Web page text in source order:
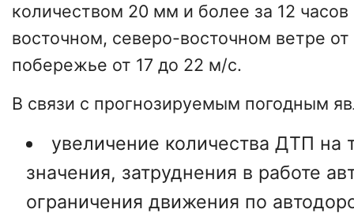
количеством 20 мм и более за 12
восточном, северо-восточном ветре
побережье от 17 до 22 м/с.
В связи с прогнозируемым погодным
увеличение количества ДТП на
значения, затруднения в работе
ограничения движения по